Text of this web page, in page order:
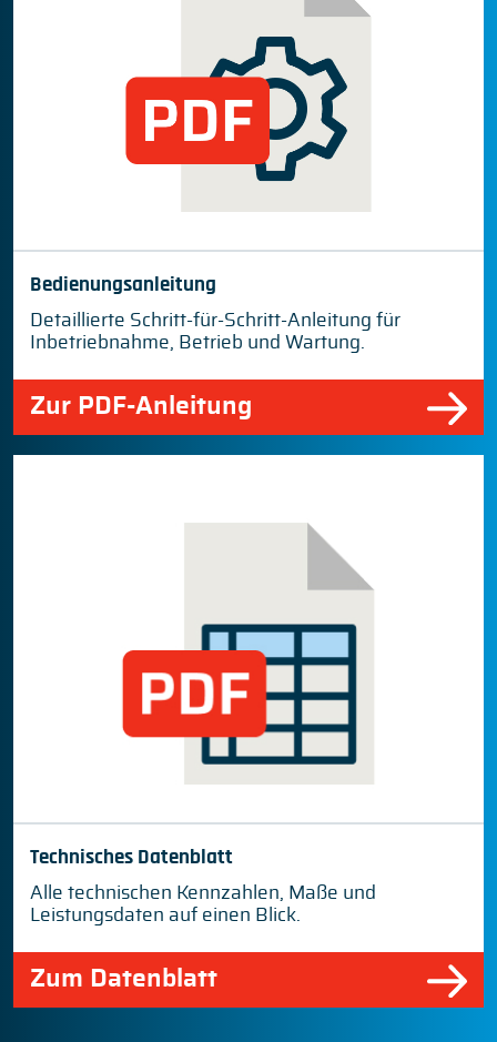
Bedienungsanleitung
Detaillierte Schritt-für-Schritt-Anleitung für
Inbetriebnahme, Betrieb und Wartung.
Zur PDF-Anleitung
Technisches Datenblatt
Alle technischen Kennzahlen, Maße und
Leistungsdaten auf einen Blick.
Zum Datenblatt